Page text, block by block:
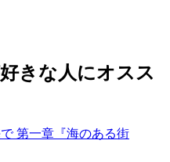
きな人にオスス